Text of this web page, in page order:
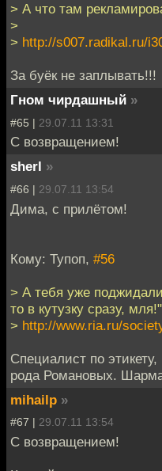
> А что там
>
> http://s007.radikal.ru/
За буёк не заплывать!!!
Гном чирдашный »
#65 | 29.07.11 13:31
С возвращением!
sherl »
#66 | 29.07.11 13:54
Дима, с прилётом!
Кому: Тупоп, #56
> А тебя уже
то в кутузку сразу, мля!"
> http://www.ria.ru/
Специалист по
рода Романовых.
mihailp »
#67 | 29.07.11 13:54
С возвращением!